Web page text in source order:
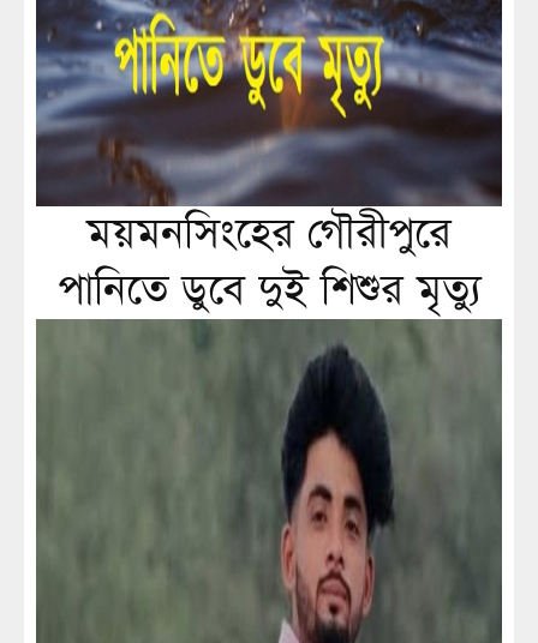
ময়মনসিংহের গৌরীপুরে
পানিতে ডুবে দুই শিশুর মৃত্যু